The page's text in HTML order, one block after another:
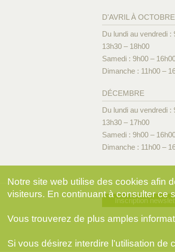
D'AVRIL À OCTOBRE
Du lundi au vendredi :
13h30 – 18h00
Samedi : 9h00 –
Dimanche : 11h00 –
DÉCEMBRE
Du lundi au vendredi :
13h30 – 17h00
Samedi : 9h00 –
Dimanche : 11h00 –
Inscription
Notre site web utilise des cookies afin
visiteurs. En continuant à consulter ce
Vous trouverez de plus amples
Si vous désirez interdire l’utilisation